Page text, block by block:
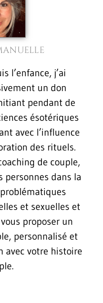
l’enfance, j’ai
un don
pendant de
ésotériques
avec l’influence
des rituels.
de couple,
personnes dans la
et sexuelles et
proposer un
personnalisé et
avec votre histoire